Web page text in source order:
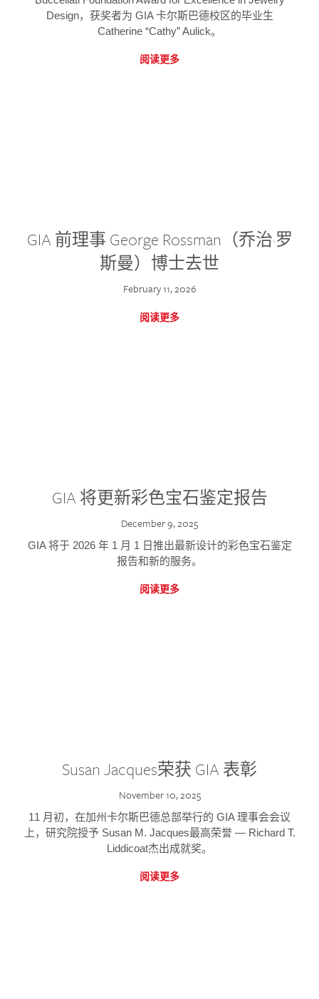
Design，获奖者为 GIA 卡尔斯巴德校区的毕业生
Catherine “Cathy” Aulick。
阅读更多
GIA 前理事 George Rossman（乔治·罗
斯曼）博士去世
February 11, 2026
阅读更多
GIA 将更新彩色宝石鉴定报告
December 9, 2025
GIA 将于 2026 年 1 月 1 日推出最新设计的彩色宝石鉴定
报告和新的服务。
阅读更多
Susan Jacques荣获 GIA 表彰
November 10, 2025
11 月初，在加州卡尔斯巴德总部举行的 GIA 理事会会议
上，研究院授予 Susan M. Jacques最高荣誉 — Richard T.
Liddicoat杰出成就奖。
阅读更多